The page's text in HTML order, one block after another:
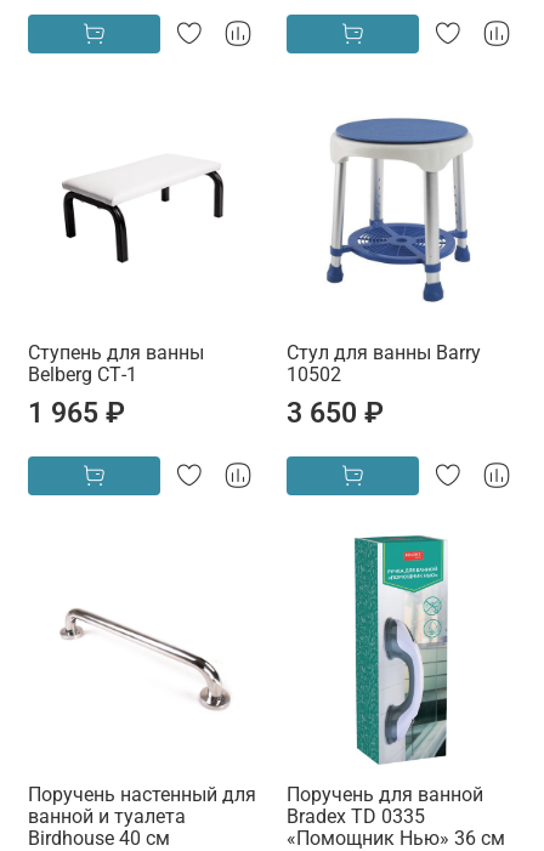
Ступень для ванны
Belberg СТ-1
1 965 ₽
Стул для ванны Barry
10502
3 650 ₽
Поручень настенный для
ванной и туалета
Birdhouse 40 см
Поручень для ванной
Bradex TD 0335
«Помощник Нью» 36 см